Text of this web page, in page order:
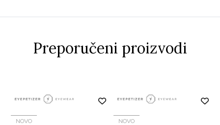
Preporučeni proizvodi
NOVO NOVO